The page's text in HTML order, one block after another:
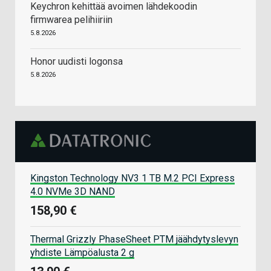
Keychron kehittää avoimen lähdekoodin
firmwarea pelihiiriin
5.8.2026
Honor uudisti logonsa
5.8.2026
Kingston Technology NV3 1 TB M.2 PCI Express
4.0 NVMe 3D NAND
158,90 €
Thermal Grizzly PhaseSheet PTM jäähdytyslevyn
yhdiste Lämpöalusta 2 g